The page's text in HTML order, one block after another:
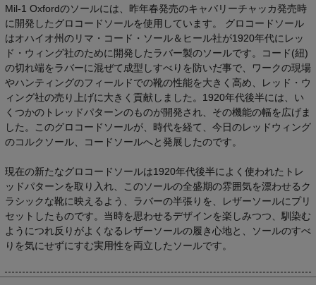
Mil-1 Oxfordのソールには、昨年春発売のキャバリーチャッカ発売時
に開発したグロコードソールを使用しています。 グロコードソール
はオハイオ州のリマ・コード・ソール＆ヒール社が1920年代にレッ
ド・ウィング社のために開発したラバー製のソールです。コード(紐)
の切れ端をラバーに混ぜて成型しすべりを防いだ事で、ワークの現場
やハンティングのフィールドでの靴の性能を大きく高め、レッド・ウ
ィング社の売り上げに大きく貢献しました。1920年代後半には、い
くつかのトレッドパターンのものが開発され、その機能の幅を広げま
した。このグロコードソールが、時代を経て、今日のレッドウィング
のコルクソール、コードソールへと発展したのです。
現在の新たなグロコードソールは1920年代後半によく使われたトレ
ッドパターンを取り入れ、このソールの全盛期の雰囲気を漂わせるク
ラシックな靴に映えるよう、ラバーの半張りを、レザーソールにプリ
セットしたものです。当時を思わせるデザインを楽しみつつ、馴染む
ようにつれ反りがよくなるレザーソールの履き心地と、ソールのすべ
りを気にせずにすむ実用性を両立したソールです。